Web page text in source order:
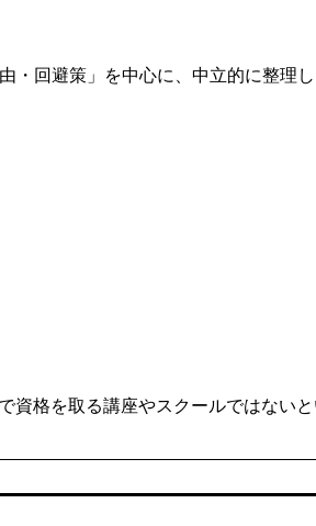
回避策」を中心に、中立的に整理し
資格を取る講座やスクールではない